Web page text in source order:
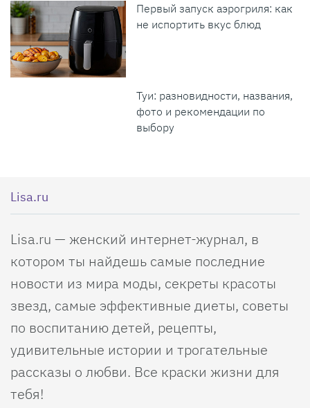
Первый запуск аэрогриля: как
не испортить вкус блюд
Туи: разновидности, названия,
фото и рекомендации по
выбору
Lisa.ru
Lisa.ru — женский интернет-журнал, в
котором ты найдешь самые последние
новости из мира моды, секреты красоты
звезд, самые эффективные диеты, советы
по воспитанию детей, рецепты,
удивительные истории и трогательные
рассказы о любви. Все краски жизни для
тебя!